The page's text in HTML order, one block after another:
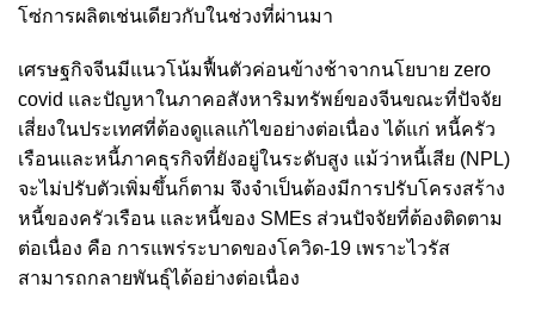
โซ่การผลิตเช่นเดียวกับในช่วงที่ผ่านมา
เศรษฐกิจจีนมีแนวโน้มฟื้นตัวค่อนข้างช้าจากนโยบาย zero
covid และปัญหาในภาคอสังหาริมทรัพย์ของจีนขณะที่ปัจจัย
เสี่ยงในประเทศที่ต้องดูแลแก้ไขอย่างต่อเนื่อง ได้แก่ หนี้ครัว
เรือนและหนี้ภาคธุรกิจที่ยังอยู่ในระดับสูง แม้ว่าหนี้เสีย (NPL)
จะไม่ปรับตัวเพิ่มขึ้นก็ตาม จึงจำเป็นต้องมีการปรับโครงสร้าง
หนี้ของครัวเรือน และหนี้ของ SMEs ส่วนปัจจัยที่ต้องติดตาม
ต่อเนื่อง คือ การแพร่ระบาดของโควิด-19 เพราะไวรัส
สามารถกลายพันธุ์ได้อย่างต่อเนื่อง